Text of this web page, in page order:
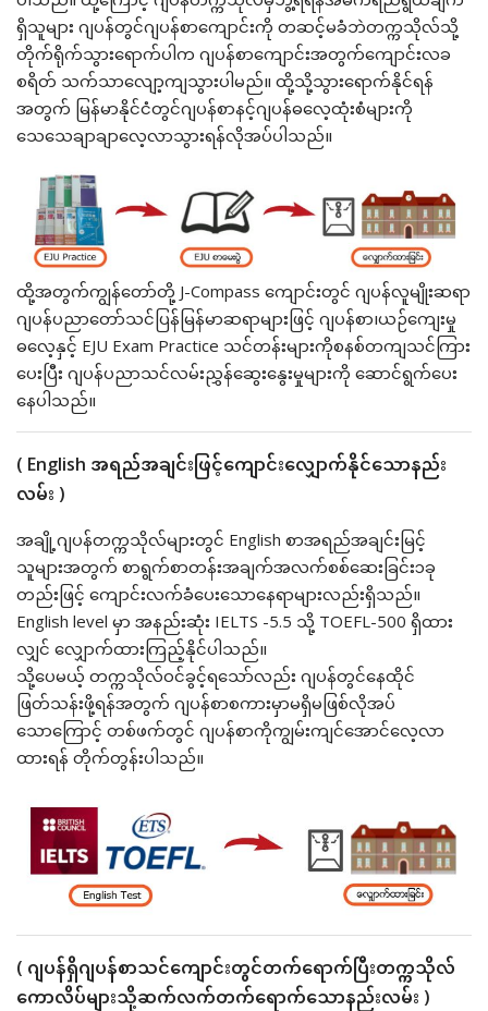
ရှိသူများ ဂျပန်တွင်ဂျပန်စာကျောင်းကို တဆင့်မခံဘဲတက္ကသိုလ်သို့
တိုက်ရိုက်သွားရောက်ပါက ဂျပန်စာကျောင်းအတွက်ကျောင်းလခ
စရိတ် သက်သာလျော့ကျသွားပါမည်။ ထို့သို့သွားရောက်နိုင်ရန်
အတွက် မြန်မာနိုင်ငံတွင်ဂျပန်စာနင့်ဂျပန်ဓလေ့ထုံးစံများကို
သေသေချာချာလေ့လာသွားရန်လိုအပ်ပါသည်။
ထို့အတွက်ကျွန်တော်တို့ J-Compass ကျောင်းတွင် ဂျပန်လူမျိုးဆရာ
ဂျပန်ပညာတော်သင်ပြန်မြန်မာဆရာများဖြင့် ဂျပန်စာ၊ယဉ်ကျေးမှု
ဓလေ့နှင့် EJU Exam Practice သင်တန်းများကိုစနစ်တကျသင်ကြား
ပေးပြီး ဂျပန်ပညာသင်လမ်းညွှန်ဆွေးနွေးမှုများကို ဆောင်ရွက်ပေး
နေပါသည်။
( English အရည်အချင်းဖြင့်ကျောင်းလျှောက်နိုင်သောနည်း
လမ်း )
အချို့ဂျပန်တက္ကသိုလ်များတွင် English စာအရည်အချင်းမြင့်
သူများအတွက် စာရွက်စာတန်းအချက်အလက်စစ်ဆေးခြင်း၁ခု
တည်းဖြင့် ကျောင်းလက်ခံပေးသောနေရာများလည်းရှိသည်။
English level မှာ အနည်းဆုံး IELTS -5.5 သို့ TOEFL-500 ရှိထား
လျှင် လျှောက်ထားကြည့်နိုင်ပါသည်။
သို့ပေမယ့် တက္ကသိုလ်ဝင်ခွင့်ရသော်လည်း ဂျပန်တွင်နေထိုင်
ဖြတ်သန်းဖို့ရန်အတွက် ဂျပန်စာစကားမှာမရှိမဖြစ်လိုအပ်
သောကြောင့် တစ်ဖက်တွင် ဂျပန်စာကိုကျွမ်းကျင်အောင်လေ့လာ
ထားရန် တိုက်တွန်းပါသည်။
( ဂျပန်ရှိဂျပန်စာသင်ကျောင်းတွင်တက်ရောက်ပြီးတက္ကသိုလ်
ကောလိပ်များသို့ဆက်လက်တက်ရောက်သောနည်းလမ်း )